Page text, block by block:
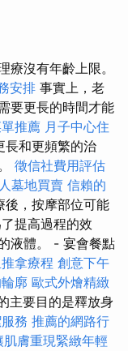
沒有年齡上限。
安排 事實上，老
要更長的時間才能
推薦 月子中心住
長和更頻繁的治
徵信社費用評估
墓地買賣 信賴的
後，按摩部位可能
提高過程的效
液體。 - 宴會餐點
拿療程 創意下午
廓 歐式外燴精緻
主要目的是釋放身
務 推薦的網路行
膚重現緊緻年輕